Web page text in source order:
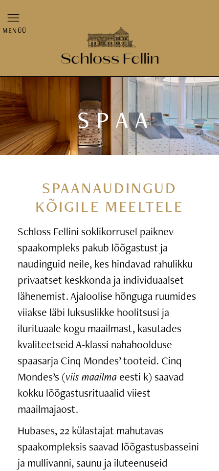
MENÜÜ
SPAA
SPAANAUDINGUD
KÕIGILE MEELTELE
Schloss Fellini soklikorrusel paiknev
spaakompleks pakub lõõgastust ja
naudinguid neile, kes hindavad rahulikku
privaatset keskkonda ja individuaalset
lähenemist. Ajaloolise hõnguga ruumides
viiakse läbi luksuslikke hoolitsusi ja
ilurituaale kogu maailmast, kasutades
kvaliteetseid A-klassi nahahoolduse
spaasarja Cinq Mondes’ tooteid. Cinq
Mondes’s (viis maailma eesti k) saavad
kokku lõõgastusrituaalid viiest
maailmajaost.
Hubases, 22 külastajat mahutavas
spaakompleksis saavad lõõgastusbasseini
ja mullivanni, saunu ja iluteenuseid